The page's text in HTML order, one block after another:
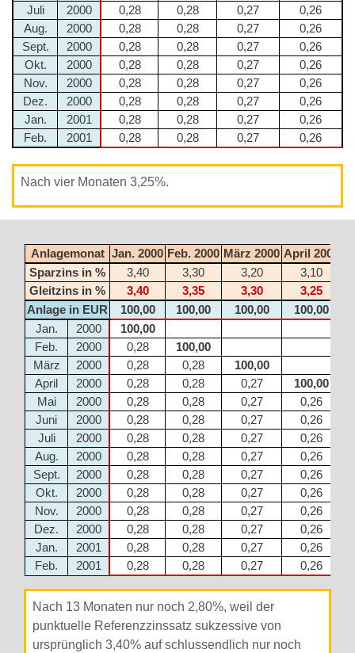
Juli
2000 0,28 0,28 0,27
0,26
Aug.
2000 0,28 0,28 0,27
0,26
Sept.
2000 0,28 0,28 0,27
0,26
Okt.
2000 0,28 0,28 0,27
0,26
Nov.
2000 0,28 0,28 0,27
0,26
Dez.
2000 0,28 0,28 0,27
0,26
Jan.
2001 0,28 0,28 0,27
0,26
Feb.
2001 0,28 0,28 0,27 0,26
Nach vier Monaten 3,25%.
Anlagemonat Jan. 2000 Feb. 2000 März 2000 April 2000
Sparzins in %
3,40 3,30 3,20
3,10
Gleitzins in %
3,40 3,35 3,30
3,25
Anlage in EUR
100,00 100,00 100,00 100,00
Jan.
2000
100,00
Feb.
2000 0,28
100,00
März
2000 0,28 0,28
100,00
April
2000 0,28 0,28 0,27
100,00
Mai
2000 0,28 0,28 0,27 0,26
Juni
2000 0,28 0,28 0,27
0,26
Juli
2000 0,28 0,28 0,27
0,26
Aug.
2000 0,28 0,28 0,27
0,26
Sept.
2000 0,28 0,28 0,27
0,26
Okt.
2000 0,28 0,28 0,27
0,26
Nov.
2000 0,28 0,28 0,27
0,26
Dez.
2000 0,28 0,28 0,27
0,26
Jan.
2001 0,28 0,28 0,27
0,26
Feb.
2001 0,28 0,28 0,27 0,26
Nach 13 Monaten nur noch 2,80%, weil der
punktuelle Referenzzinssatz sukzessive von
ursprünglich 3,40% auf schlussendlich nur noch